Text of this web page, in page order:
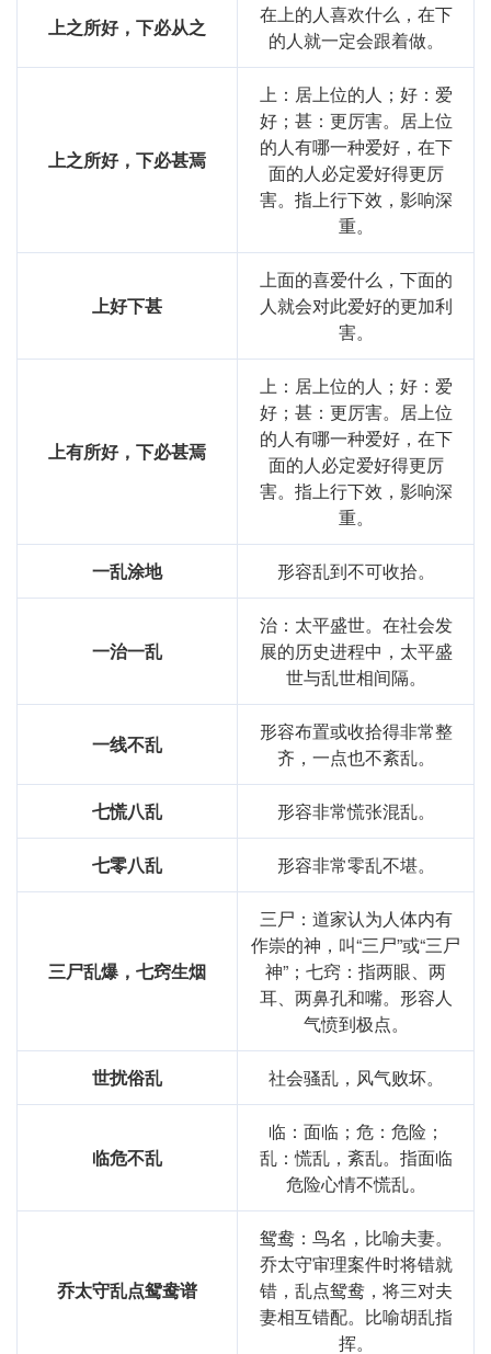
上之所好，下必从之
在上的人喜欢什么，在下
的人就一定会跟着做。
上之所好，下必甚焉
上：居上位的人；好：爱
好；甚：更厉害。居上位
的人有哪一种爱好，在下
面的人必定爱好得更厉
害。指上行下效，影响深
重。
上好下甚
上面的喜爱什么，下面的
人就会对此爱好的更加利
害。
上有所好，下必甚焉
上：居上位的人；好：爱
好；甚：更厉害。居上位
的人有哪一种爱好，在下
面的人必定爱好得更厉
害。指上行下效，影响深
重。
一乱涂地 形容乱到不可收拾。
一治一乱
治：太平盛世。在社会发
展的历史进程中，太平盛
世与乱世相间隔。
一线不乱
形容布置或收拾得非常整
齐，一点也不紊乱。
七慌八乱 形容非常慌张混乱。
七零八乱 形容非常零乱不堪。
三尸乱爆，七窍生烟
三尸：道家认为人体内有
作崇的神，叫“三尸”或“三尸
神”；七窍：指两眼、两
耳、两鼻孔和嘴。形容人
气愤到极点。
世扰俗乱 社会骚乱，风气败坏。
临危不乱
临：面临；危：危险；
乱：慌乱，紊乱。指面临
危险心情不慌乱。
乔太守乱点鸳鸯谱
鸳鸯：鸟名，比喻夫妻。
乔太守审理案件时将错就
错，乱点鸳鸯，将三对夫
妻相互错配。比喻胡乱指
挥。